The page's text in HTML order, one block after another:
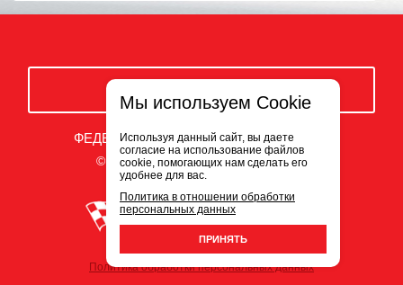
ФЕДЕРАЛЬНАЯ СЕТЬ АВТОСЕРВИСОВ
© ООО «Белый Сервис» 2009-2026
Политика обработки персональных данных
Мы используем Cookie
Используя данный сайт, вы даете
согласие на использование файлов
cookie, помогающих нам сделать его
удобнее для вас.
Политика в отношении обработки
персональных данных
ПРИНЯТЬ